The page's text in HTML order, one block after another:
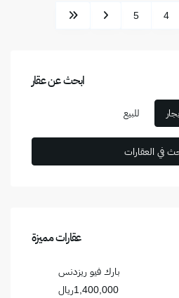
4
5
ابحث عن عقار
للبيع
عقارات مميزة
بارك فيو ريزدنس
1,400,000ريال